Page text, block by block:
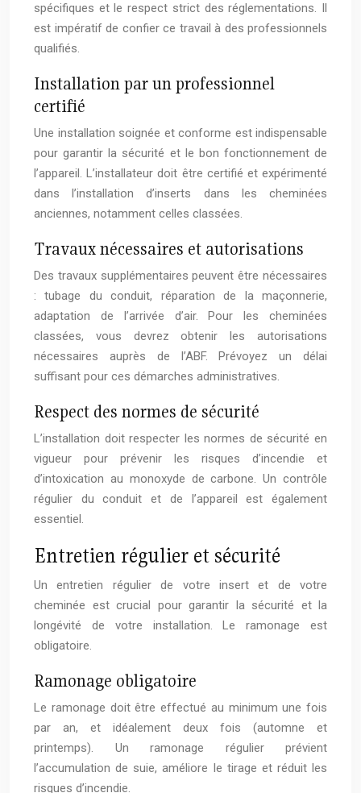
spécifiques et le respect strict des réglementations. Il
est impératif de confier ce travail à des professionnels
qualifiés.
Installation par un professionnel
certifié
Une installation soignée et conforme est indispensable
pour garantir la sécurité et le bon fonctionnement de
l’appareil. L’installateur doit être certifié et expérimenté
dans l’installation d’inserts dans les cheminées
anciennes, notamment celles classées.
Travaux nécessaires et autorisations
Des travaux supplémentaires peuvent être nécessaires
: tubage du conduit, réparation de la maçonnerie,
adaptation de l’arrivée d’air. Pour les cheminées
classées, vous devrez obtenir les autorisations
nécessaires auprès de l’ABF. Prévoyez un délai
suffisant pour ces démarches administratives.
Respect des normes de sécurité
L’installation doit respecter les normes de sécurité en
vigueur pour prévenir les risques d’incendie et
d’intoxication au monoxyde de carbone. Un contrôle
régulier du conduit et de l’appareil est également
essentiel.
Entretien régulier et sécurité
Un entretien régulier de votre insert et de votre
cheminée est crucial pour garantir la sécurité et la
longévité de votre installation. Le ramonage est
obligatoire.
Ramonage obligatoire
Le ramonage doit être effectué au minimum une fois
par an, et idéalement deux fois (automne et
printemps). Un ramonage régulier prévient
l’accumulation de suie, améliore le tirage et réduit les
risques d’incendie.